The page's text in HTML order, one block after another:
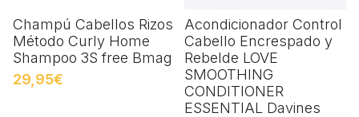
Champú Cabellos Rizos
Método Curly Home
Shampoo 3S free Bmag
29,95€
Acondicionador Control
Cabello Encrespado y
Rebelde LOVE
SMOOTHING
CONDITIONER
ESSENTIAL Davines